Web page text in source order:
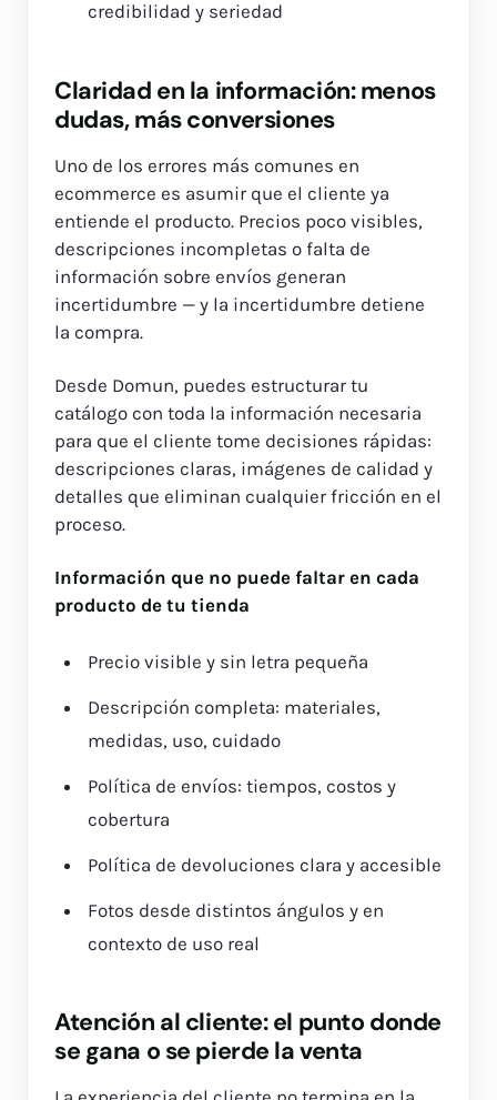
credibilidad y seriedad
Claridad en la información: menos
dudas, más conversiones
Uno de los errores más comunes en
ecommerce es asumir que el cliente ya
entiende el producto. Precios poco visibles,
descripciones incompletas o falta de
información sobre envíos generan
incertidumbre — y la incertidumbre detiene
la compra.
Desde Domun, puedes estructurar tu
catálogo con toda la información necesaria
para que el cliente tome decisiones rápidas:
descripciones claras, imágenes de calidad y
detalles que eliminan cualquier fricción en el
proceso.
Información que no puede faltar en cada
producto de tu tienda
Precio visible y sin letra pequeña
Descripción completa: materiales,
medidas, uso, cuidado
Política de envíos: tiempos, costos y
cobertura
Política de devoluciones clara y accesible
Fotos desde distintos ángulos y en
contexto de uso real
Atención al cliente: el punto donde
se gana o se pierde la venta